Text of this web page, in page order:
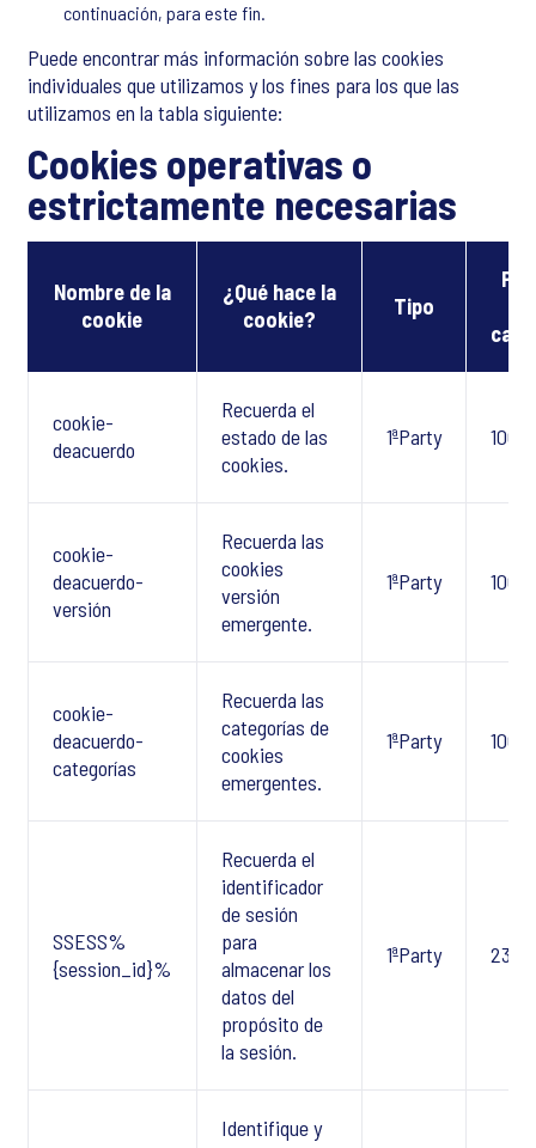
continuación, para este fin.
Puede encontrar más información sobre las cookies
individuales que utilizamos y los fines para los que las
utilizamos en la tabla siguiente:
Cookies operativas o
estrictamente necesarias
Nombre de la
cookie
¿Qué hace la
cookie?
Tipo
cookie-
deacuerdo
Recuerda el
estado de las
cookies.
1ªParty 100
cookie-
deacuerdo-
versión
Recuerda las
cookies
versión
emergente.
1ªParty 100
cookie-
deacuerdo-
categorías
Recuerda las
categorías de
cookies
emergentes.
1ªParty 100
SSESS%
{session_id}%
Recuerda el
identificador
de sesión
para
almacenar los
datos del
propósito de
la sesión.
1ªParty 23
Identifique y